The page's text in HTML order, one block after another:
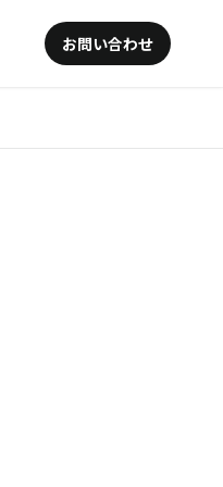
お問い合わせ